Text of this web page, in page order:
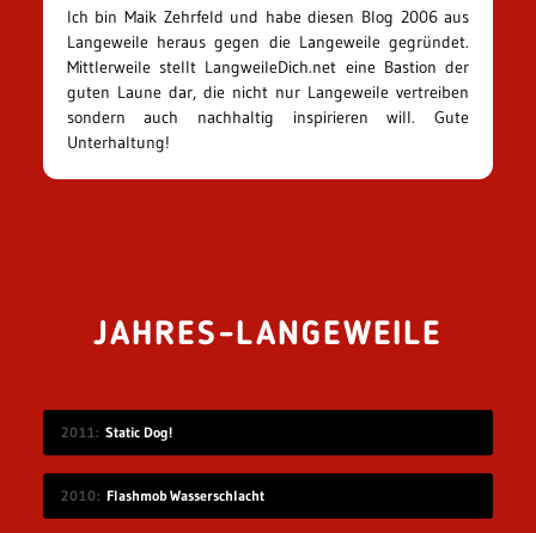
Ich bin Maik Zehrfeld und habe diesen Blog 2006 aus
Langeweile heraus gegen die Langeweile gegründet.
Mittlerweile stellt LangweileDich.net eine Bastion der
guten Laune dar, die nicht nur Langeweile vertreiben
sondern auch nachhaltig inspirieren will. Gute
Unterhaltung!
JAHRES-LANGEWEILE
2011 Static Dog!
2010 Flashmob Wasserschlacht